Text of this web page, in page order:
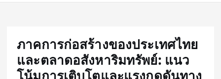
n
ภาคการก่อสร้างของประเทศไทย
และตลาดอสังหาริมทรัพย์: แนว
โน้มการเติบโตและแรงกดดันทาง